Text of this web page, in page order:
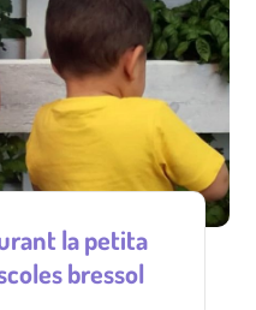
la petita
bressol